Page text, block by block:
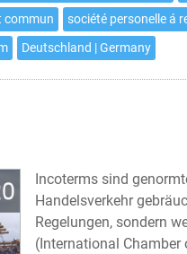
commun société personelle á
Deutschland | Germany
Incoterms sind
Handelsverkehr
Regelungen, sondern
(International Chamber